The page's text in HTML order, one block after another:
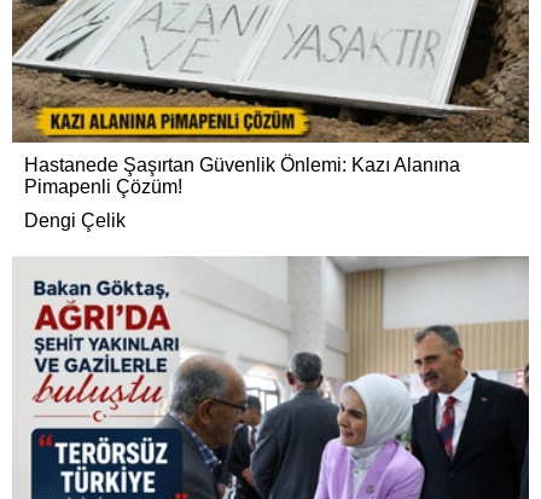
Hastanede Şaşırtan Güvenlik Önlemi: Kazı Alanına
Pimapenli Çözüm!
Dengi Çelik